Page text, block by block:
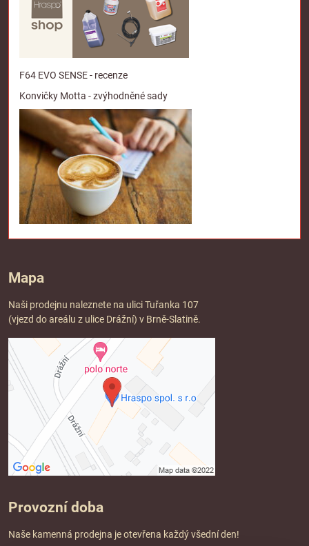
F64 EVO SENSE - recenze
Konvičky Motta - zvýhodněné sady
Mapa
Naši prodejnu naleznete na ulici Tuřanka 107
(vjezd do areálu z ulice Drážní) v Brně-Slatině.
Provozní doba
Naše kamenná prodejna je otevřena každý všední den!